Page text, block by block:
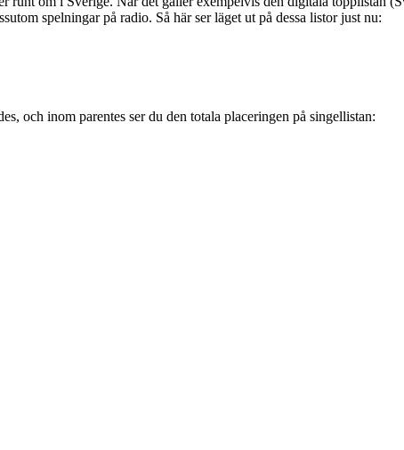
spelningar på radio. Så här ser läget ut på dessa listor just nu:
och inom parentes ser du den totala placeringen på singellistan: